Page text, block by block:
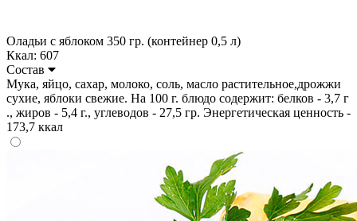
Оладьи с яблоком 350 гр. (контейнер 0,5 л)
Ккал: 607
Состав
Мука, яйцо, сахар, молоко, соль, масло растительное,дрожжи
сухие, яблоки свежие. На 100 г. блюдо содержит: белков - 3,7 г
., жиров - 5,4 г., углеводов - 27,5 гр. Энергетическая ценность -
173,7 ккал